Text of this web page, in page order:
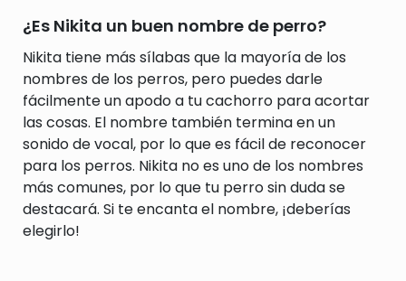
¿Es Nikita un buen nombre de perro?
Nikita tiene más sílabas que la mayoría de los
nombres de los perros, pero puedes darle
fácilmente un apodo a tu cachorro para acortar
las cosas. El nombre también termina en un
sonido de vocal, por lo que es fácil de reconocer
para los perros. Nikita no es uno de los nombres
más comunes, por lo que tu perro sin duda se
destacará. Si te encanta el nombre, ¡deberías
elegirlo!